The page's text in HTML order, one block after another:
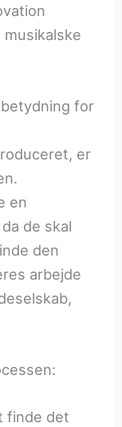
for
er
en
de skal
den
arbejde
finde det